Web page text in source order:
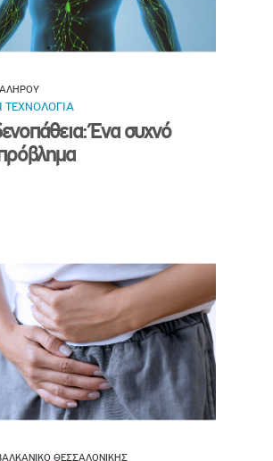
ΤΕΧΝΟΛΟΓΙΑ
Ένα συχνό
ΘΕΣΣΑΛΟΝΙΚΗΣ